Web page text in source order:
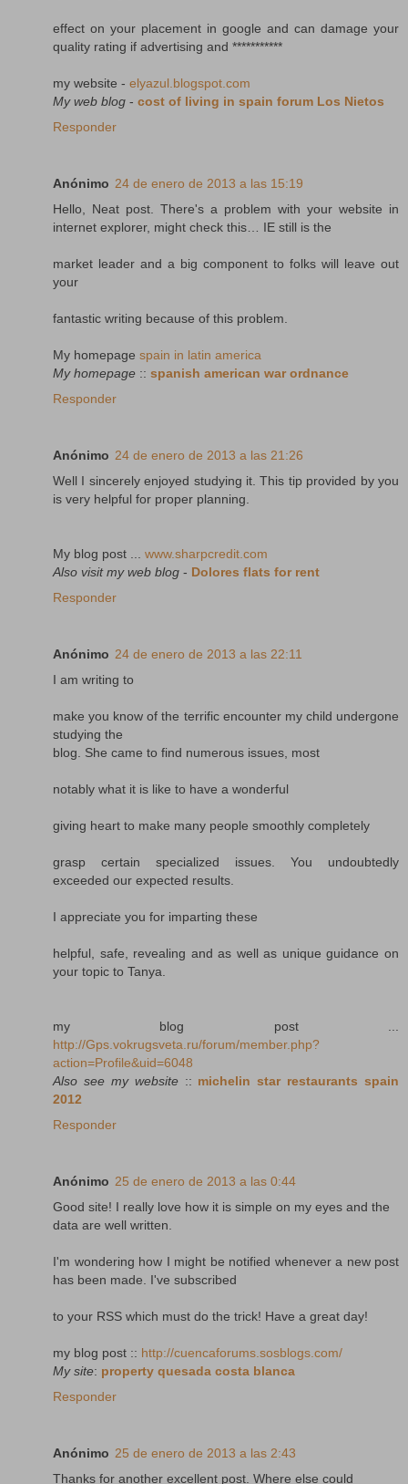
effect on your placement in google and can damage your
quality rating if advertising and ***********
my website - elyazul.blogspot.com
My web blog - cost of living in spain forum Los Nietos
Responder
Anónimo 24 de enero de 2013 a las 15:19
Hello, Neat post. There's a problem with your website in
internet explorer, might check this… IE still is the
market leader and a big component to folks will leave out
your
fantastic writing because of this problem.
My homepage spain in latin america
My homepage :: spanish american war ordnance
Responder
Anónimo 24 de enero de 2013 a las 21:26
Well I sincerely enjoyed studying it. This tip provided by you
is very helpful for proper planning.
My blog post ... www.sharpcredit.com
Also visit my web blog - Dolores flats for rent
Responder
Anónimo 24 de enero de 2013 a las 22:11
I am writing to
make you know of the terrific encounter my child undergone
studying the
blog. She came to find numerous issues, most
notably what it is like to have a wonderful
giving heart to make many people smoothly completely
grasp certain specialized issues. You undoubtedly
exceeded our expected results.
I appreciate you for imparting these
helpful, safe, revealing and as well as unique guidance on
your topic to Tanya.
my blog post ...
http://Gps.vokrugsveta.ru/forum/member.php?
action=Profile&uid=6048
Also see my website:: michelin star restaurants spain
2012
Responder
Anónimo 25 de enero de 2013 a las 0:44
Good site! I really love how it is simple on my eyes and the
data are well written.
I'm wondering how I might be notified whenever a new post
has been made. I've subscribed
to your RSS which must do the trick! Have a great day!
my blog post :: http://cuencaforums.sosblogs.com/
My site: property quesada costa blanca
Responder
Anónimo 25 de enero de 2013 a las 2:43
Thanks for another excellent post. Where else could